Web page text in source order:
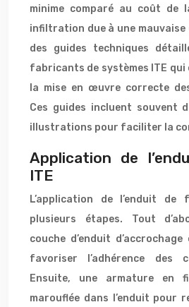
minime comparé au coût de
infiltration due à une
des guides techniques
fabricants de systèmes ITE qui
la mise en œuvre correcte
Ces guides incluent souvent
illustrations pour faciliter la
Application de
ITE
L’application de l’enduit
plusieurs étapes. Tout
couche d’enduit
favoriser l’adhérence des
Ensuite, une armature en
marouflée dans l’enduit pour